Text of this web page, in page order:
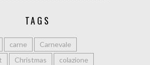
TAGS
carne
Carnevale
Christmas
colazione